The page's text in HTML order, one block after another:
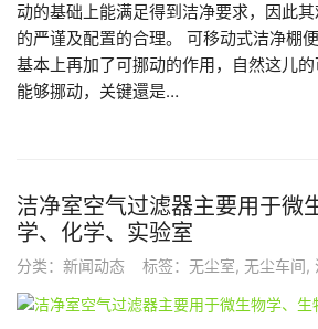
动的基础上能满足得到洁净要求，因此
的严谨及配置的合理。 可移动式洁净棚
基本上再加了可挪动的作用，自然这儿
能够挪动，关键還是…
洁净室空气过滤器主要用于微
学、化学、实验室
分类： 新闻动态 标签： 无尘室, 无尘车间,